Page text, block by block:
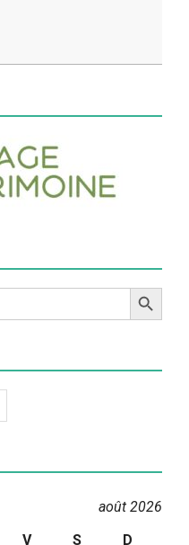
Search Button
août 2026
V S D